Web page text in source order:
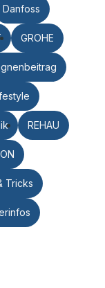
Danfoss
GROHE
REHAU
Tricks